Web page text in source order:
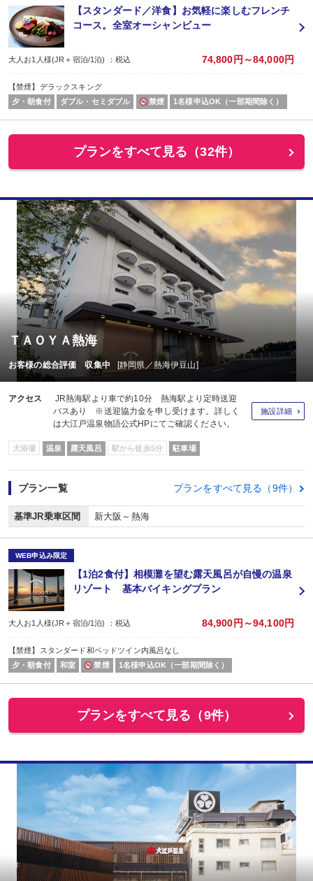
【スタンダード／洋食】お気軽に楽しむフレンチ
コース。全室オーシャンビュー
大人お1人様(JR＋宿泊/1泊) ：税込 74,800円～84,000円
【禁煙】デラックスキング
夕・朝食付
ダブル・セミダブル 禁煙 1名様申込OK（一部期間除く）
プランをすべて見る（32件）
ＴＡＯＹＡ熱海
お客様の総合評価 収集中 [静岡県／熱海伊豆山]
アクセス
JR熱海駅より車で約10分 熱海駅より定時送迎
バスあり ※送迎協力金を申し受けます。詳しく
は大江戸温泉物語公式HPにてご確認ください。
施設詳細
大浴場 温泉 露天風呂 駅から徒歩5分 駐車場
プラン一覧 プランをすべて見る（9件）
基準JR乗車区間 新大阪～熱海
WEB申込み限定
【1泊2食付】相模灘を望む露天風呂が自慢の温泉
リゾート 基本バイキングプラン
大人お1人様(JR＋宿泊/1泊) ：税込 84,900円～94,100円
【禁煙】スタンダード和ベッドツイン内風呂なし
夕・朝食付
和室 禁煙 1名様申込OK（一部期間除く）
プランをすべて見る（9件）